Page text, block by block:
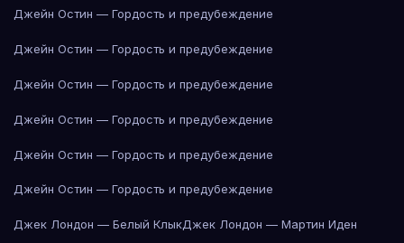
Джейн Остин — Гордость и предубеждение
Джейн Остин — Гордость и предубеждение
Джейн Остин — Гордость и предубеждение
Джейн Остин — Гордость и предубеждение
Джейн Остин — Гордость и предубеждение
Джейн Остин — Гордость и предубеждение
Джек Лондон — Белый КлыкДжек Лондон — Мартин Иден